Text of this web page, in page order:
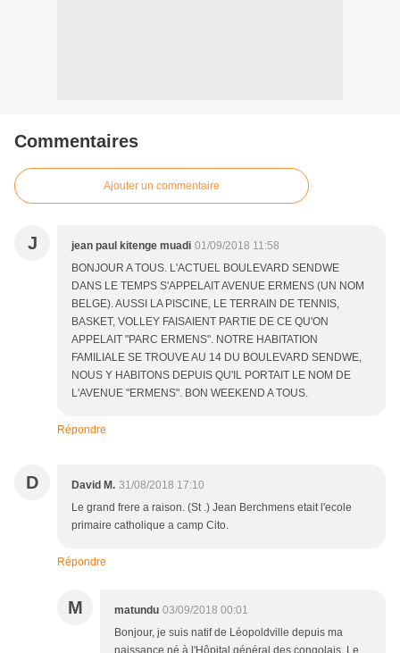
Commentaires
Ajouter un commentaire
J jean paul kitenge muadi 01/09/2018 11:58
BONJOUR A TOUS. L'ACTUEL BOULEVARD SENDWE
DANS LE TEMPS S'APPELAIT AVENUE ERMENS (UN NOM
BELGE). AUSSI LA PISCINE, LE TERRAIN DE TENNIS,
BASKET, VOLLEY FAISAIENT PARTIE DE CE QU'ON
APPELAIT "PARC ERMENS". NOTRE HABITATION
FAMILIALE SE TROUVE AU 14 DU BOULEVARD SENDWE,
NOUS Y HABITONS DEPUIS QU'IL PORTAIT LE NOM DE
L'AVENUE "ERMENS". BON WEEKEND A TOUS.
Répondre
D David M. 31/08/2018 17:10
Le grand frere a raison. (St .) Jean Berchmens etait l'ecole
primaire catholique a camp Cito.
Répondre
M matundu 03/09/2018 00:01
Bonjour, je suis natif de Léopoldville depuis ma
naissance né à l'Hôpital général des congolais. Le